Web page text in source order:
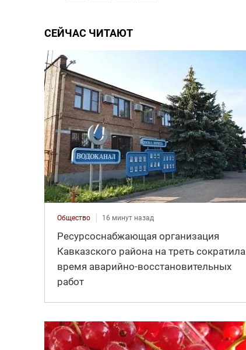
СЕЙЧАС ЧИТАЮТ
Общество 16 минут назад
Ресурсоснабжающая организация
Кавказского района на треть сократила
время аварийно-восстановительных
работ